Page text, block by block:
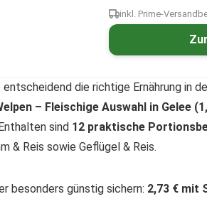
inkl. Prime-Versand
die richtige Ernährung in
– Fleischige Auswahl in Gelee
sind 12 praktische
& Reis sowie Geflügel & Reis.
besonders günstig sichern: 2,73 € mit